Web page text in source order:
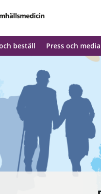
beställ Press och media